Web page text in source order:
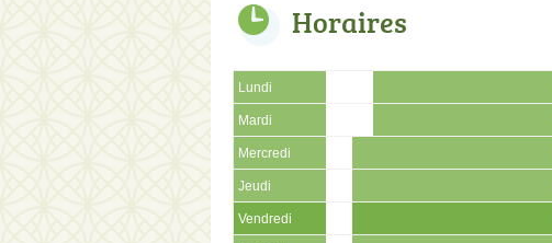
Horaires
Lundi
Mardi
Mercredi
Jeudi
Vendredi